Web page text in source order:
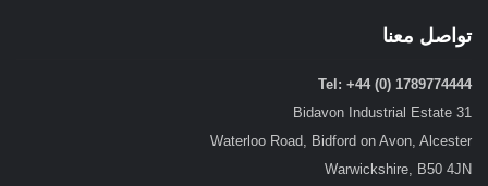
تواصل معنا
Tel: +44 (0) 1789774444
31 Bidavon Industrial Estate
Waterloo Road, Bidford on Avon, Alcester
Warwickshire, B50 4JN